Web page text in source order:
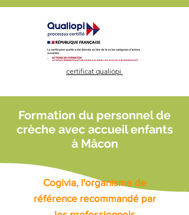
certificat qualiopi
Formation du personnel de
crèche avec accueil enfants
à Mâcon
Cogivia, l'organisme de
référence recommandé par